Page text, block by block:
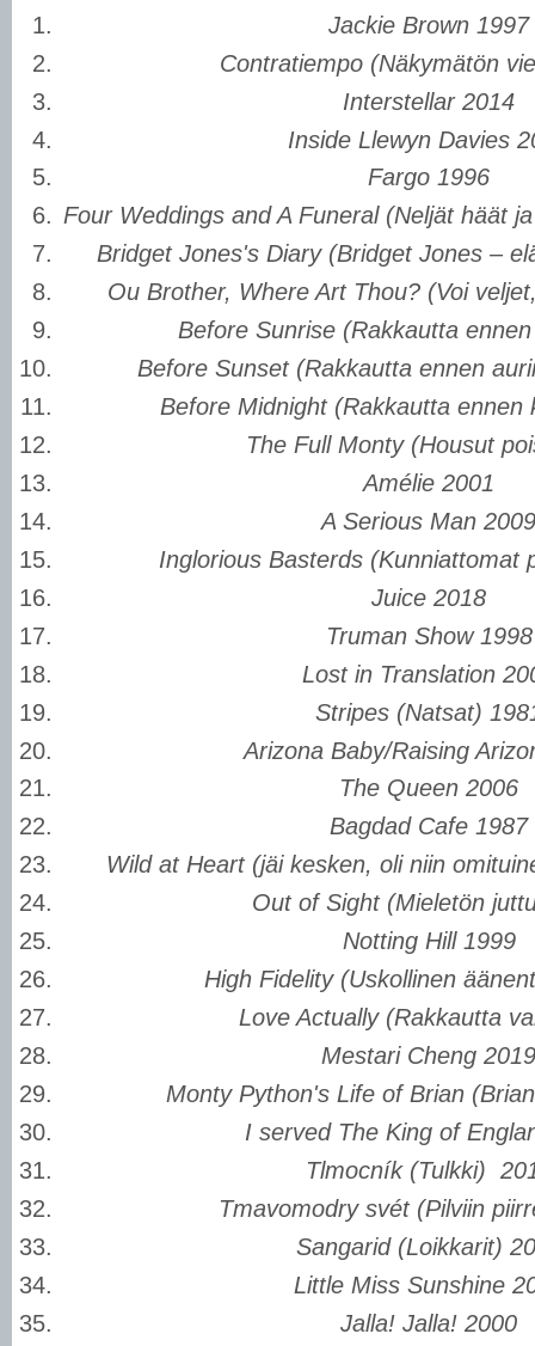
Jackie Brown 1997
Contratiempo (Näkymätön
Interstellar 2014
Inside Llewyn Davies
Fargo 1996
Four Weddings and A Funeral (Neljät häät
Bridget Jones's Diary (Bridget Jones –
Ou Brother, Where Art Thou? (Voi
Before Sunrise (Rakkautta
Before Sunset (Rakkautta ennen
Before Midnight (Rakkautta ennen
The Full Monty (Housut
Amélie 2001
A Serious Man 2009
Inglorious Basterds (Kunniattomat
Juice 2018
Truman Show 1998
Lost in Translation
Stripes (Natsat)
Arizona Baby/Raising
The Queen 2006
Bagdad Cafe 1987
Wild at Heart (jäi kesken, oli niin
Out of Sight (Mieletön
Notting Hill 1999
High Fidelity (Uskollinen
Love Actually (Rakkautta
Mestari Cheng 2019
Monty Python's Life of Brian
I served The King of
Tlmocník (Tulkki)
Tmavomodry svét (Pilviin
Sangarid (Loikkarit)
Little Miss Sunshine
Jalla! Jalla! 2000